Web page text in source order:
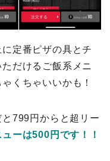
に定番ピザの具とチ
だけるご飯系メニ
くちゃいいかも！
799円からと超リー
ーは500円です！！